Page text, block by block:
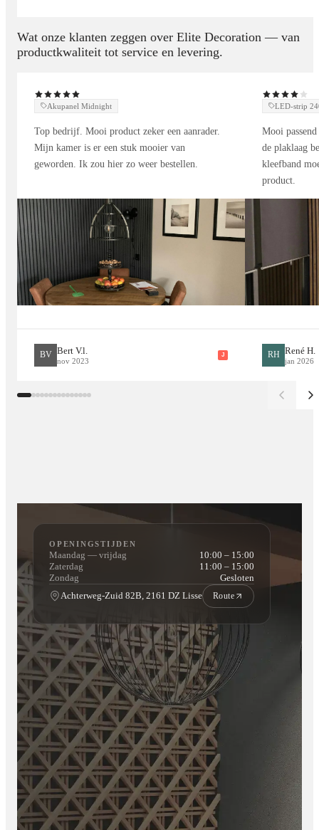
Afstandsbeidening
twee maten
Wat onze klanten zeggen over Elite Decoration — van
productkwaliteit tot service en levering.
Akupanel Midnight
Top bedrijf. Mooi product zeker een aanrader.
Mijn kamer is er een stuk mooier van
geworden. Ik zou hier zo weer bestellen.
BV Bert V.l.
nov 2023
J
LED-strip
Mooi
de plaklaag
kleefband
product.
RH René H.
jan 2026
OPENINGSTIJDEN
Maandag — vrijdag
10:00 – 15:00
Zaterdag
11:00 – 15:00
Zondag
Gesloten
Achterweg-Zuid 82B, 2161 DZ Lisse
Route